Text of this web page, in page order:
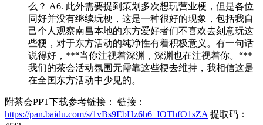
么？ A6. 此外需要提到策划多次想玩营业梗，但是各位
同好并没有继续玩梗，这是一种很好的现象，包括我自
己个人观察南昌本地的东方爱好者们不喜欢去刻意玩这
些梗，对于东方活动的纯净性有着积极意义。有一句话
说得好，**“当你注视着深渊，深渊也在注视着你。“**
我们的茶会活动氛围无需靠这些梗去维持，我相信这是
在全国东方活动中少见的。
附茶会PPT下载参考链接： 链接：
https://pan.baidu.com/s/1vBs9EbHz6h6_IOThfO1sZA 提取码：